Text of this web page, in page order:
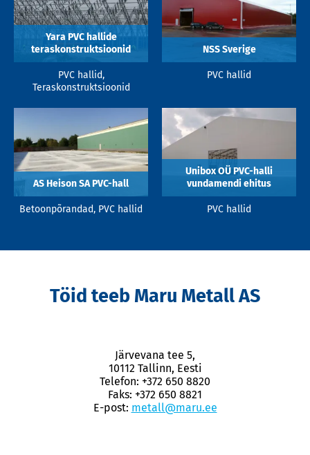
Yara PVC hallide
teraskonstruktsioonid
PVC hallid,
Teraskonstruktsioonid
NSS Sverige
PVC hallid
AS Heison SA PVC-hall
Betoonpõrandad, PVC hallid
Unibox OÜ PVC-halli
vundamendi ehitus
PVC hallid
Töid teeb Maru Metall AS
Järvevana tee 5,
10112 Tallinn, Eesti
Telefon: +372 650 8820
Faks: +372 650 8821
E-post: metall@maru.ee